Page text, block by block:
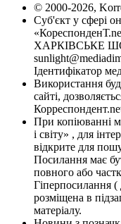
© 2000-2026,
Суб'єкт у сфері
ХАРКІВСЬКЕ
Ідентифікатор
Використання
сайті,
При копіюванні
і світу» , для
відкрите для
Посилання має
повного або
Гіперпосилання (
розміщена в
матеріалу.